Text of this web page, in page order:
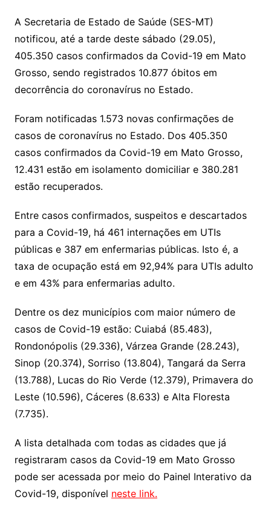
A Secretaria de Estado de Saúde (SES-MT)
notificou, até a tarde deste sábado (29.05),
405.350 casos confirmados da Covid-19 em Mato
Grosso, sendo registrados 10.877 óbitos em
decorrência do coronavírus no Estado.
Foram notificadas 1.573 novas confirmações de
casos de coronavírus no Estado. Dos 405.350
casos confirmados da Covid-19 em Mato Grosso,
12.431 estão em isolamento domiciliar e 380.281
estão recuperados.
Entre casos confirmados, suspeitos e descartados
para a Covid-19, há 461 internações em UTIs
públicas e 387 em enfermarias públicas. Isto é, a
taxa de ocupação está em 92,94% para UTIs adulto
e em 43% para enfermarias adulto.
Dentre os dez municípios com maior número de
casos de Covid-19 estão: Cuiabá (85.483),
Rondonópolis (29.336), Várzea Grande (28.243),
Sinop (20.374), Sorriso (13.804), Tangará da Serra
(13.788), Lucas do Rio Verde (12.379), Primavera do
Leste (10.596), Cáceres (8.633) e Alta Floresta
(7.735).
A lista detalhada com todas as cidades que já
registraram casos da Covid-19 em Mato Grosso
pode ser acessada por meio do Painel Interativo da
Covid-19, disponível neste link.